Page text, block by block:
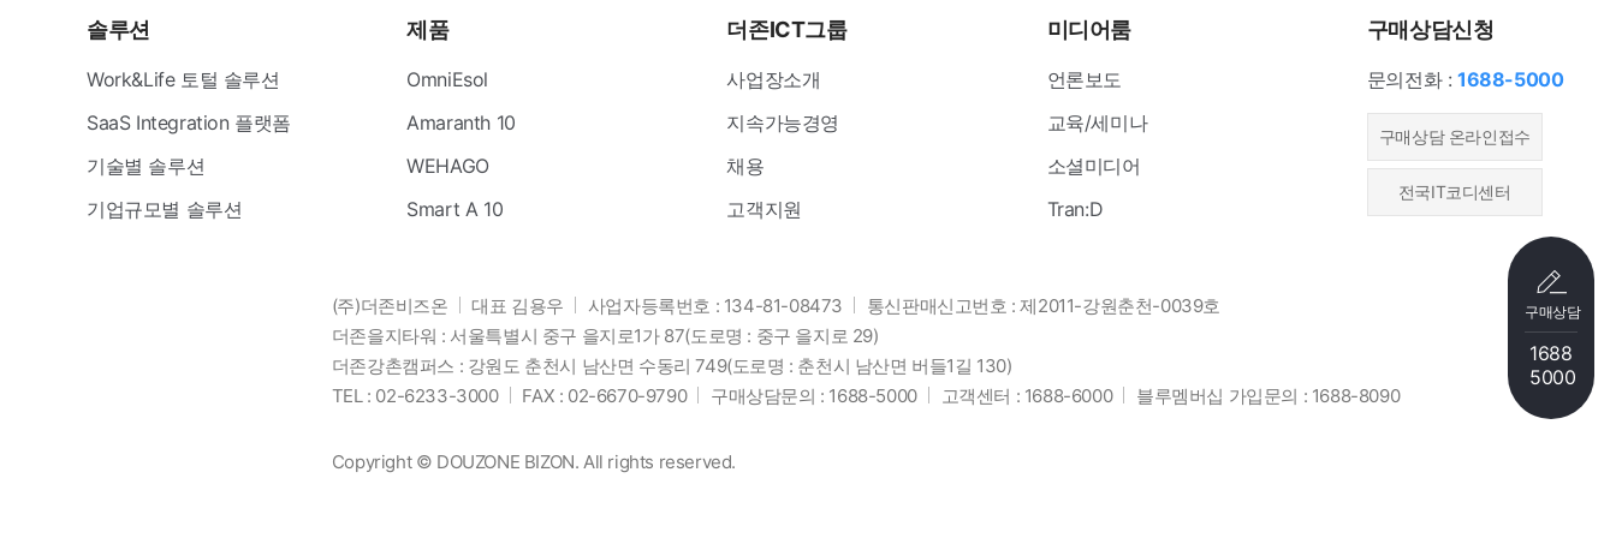
구매상담
1688
5000
솔루션
Work&Life 토털 솔루션
SaaS Integration 플랫폼
기술별 솔루션
기업규모별 솔루션
제품
OmniEsol
Amaranth 10
WEHAGO
Smart A 10
더존ICT그룹
사업장소개
지속가능경영
채용
고객지원
미디어룸
언론보도
교육/세미나
소셜미디어
Tran:D
구매상담신청
문의전화 : 1688-5000
​구매상담 온라인접수
전국IT코디센터
(주)더존비즈온 대표 김용우 사업자등록번호 : 134-81-08473
통신판매신고번호 : 제2011-강원춘천-0039호
더존을지타워 : 서울특별시 중구 을지로1가 87(도로명 : 중구 을지로 29)
더존강촌캠퍼스 : 강원도 춘천시 남산면 수동리 749(도로명 : 춘천시 남산면 버들1길 130)
TEL : 02-6233-3000
FAX : 02-6670-9790 구매상담문의 : 1688-5000 고객센터 : 1688-6000 블루멤버십 가입문의 : 1688-8090
Copyright © DOUZONE BIZON. All rights reserved.